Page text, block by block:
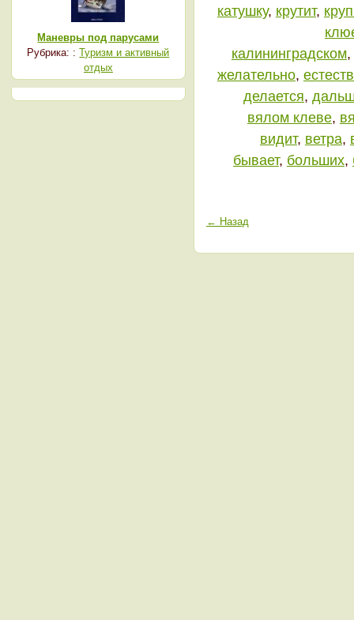
катушку, крутит,
калининградском,
желательно,
делается,
вялом клеве,
видит, ветра,
бывает, больших,
← Назад
Маневры под парусами
Рубрика: :Туризм и активный
отдых